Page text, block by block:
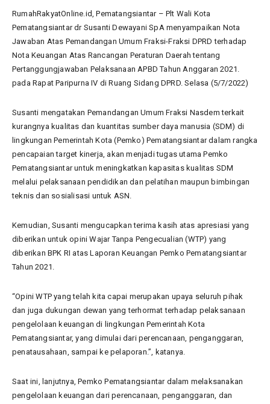
RumahRakyatOnline.id, Pematangsiantar – Plt Wali Kota
Pematangsiantar dr Susanti Dewayani SpA menyampaikan Nota
Jawaban Atas Pemandangan Umum Fraksi-Fraksi DPRD terhadap
Nota Keuangan Atas Rancangan Peraturan Daerah tentang
Pertanggungjawaban Pelaksanaan APBD Tahun Anggaran 2021.
pada Rapat Paripurna IV di Ruang Sidang DPRD. Selasa (5/7/2022)
Susanti mengatakan Pemandangan Umum Fraksi Nasdem terkait
kurangnya kualitas dan kuantitas sumber daya manusia (SDM) di
lingkungan Pemerintah Kota (Pemko) Pematangsiantar dalam rangka
pencapaian target kinerja, akan menjadi tugas utama Pemko
Pematangsiantar untuk meningkatkan kapasitas kualitas SDM
melalui pelaksanaan pendidikan dan pelatihan maupun bimbingan
teknis dan sosialisasi untuk ASN.
Kemudian, Susanti mengucapkan terima kasih atas apresiasi yang
diberikan untuk opini Wajar Tanpa Pengecualian (WTP) yang
diberikan BPK RI atas Laporan Keuangan Pemko Pematangsiantar
Tahun 2021.
“Opini WTP yang telah kita capai merupakan upaya seluruh pihak
dan juga dukungan dewan yang terhormat terhadap pelaksanaan
pengelolaan keuangan di lingkungan Pemerintah Kota
Pematangsiantar, yang dimulai dari perencanaan, penganggaran,
penatausahaan, sampai ke pelaporan.”, katanya.
Saat ini, lanjutnya, Pemko Pematangsiantar dalam melaksanakan
pengelolaan keuangan dari perencanaan, penganggaran, dan